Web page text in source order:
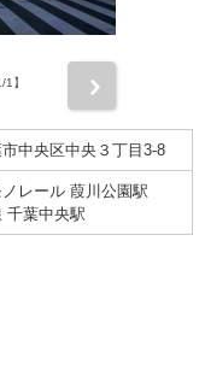
/1】
中央区中央３丁目3-8
レール 葭川公園駅
千葉中央駅